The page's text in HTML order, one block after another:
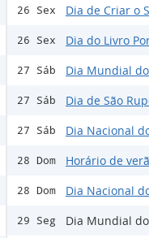
26 Sex Dia de Criar o
26 Sex Dia do Livro
27 Sáb Dia Mundial
27 Sáb Dia de São
27 Sáb Dia Nacional
28 Dom Horário de
28 Dom Dia Nacional
29 Seg Dia Mundial